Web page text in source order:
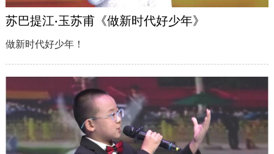
苏巴提江·玉苏甫《做新时代好少年》
做新时代好少年！